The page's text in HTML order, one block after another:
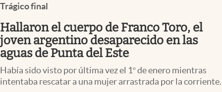
Negocios
Columnistas
Otras secciones
Infotechnology
Trágico final
Hallaron el cuerpo de Franco Toro, el
joven argentino desaparecido en las
aguas de Punta del Este
Había sido visto por última vez el 1º de enero mientras
intentaba rescatar a una mujer arrastrada por la corriente.